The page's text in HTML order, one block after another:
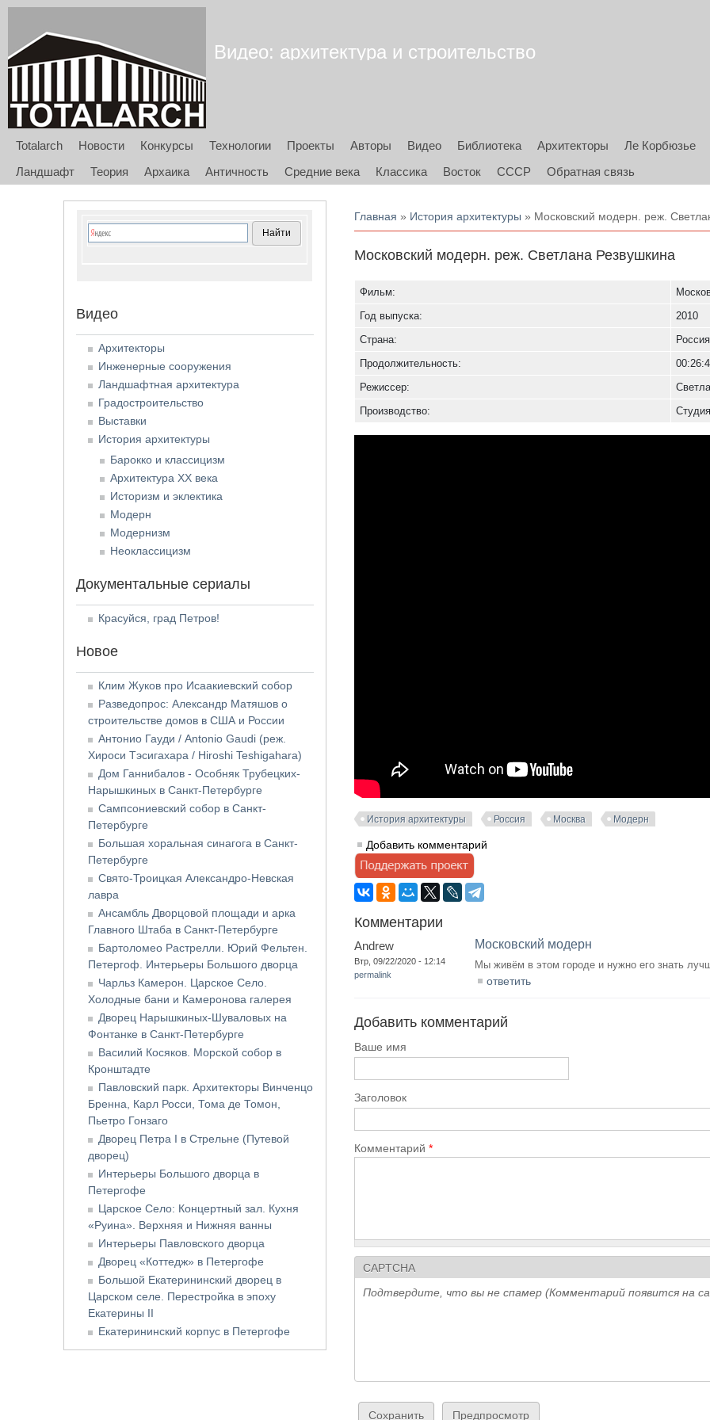
Видео: архитектура и строительство
Totalarch Новости Конкурсы Технологии Проекты Авторы Видео Библиотека Архитекторы Ле Корбюзье
Ландшафт
Теория Архаика Античность Средние века Классика Восток СССР Обратная связь
Вы здесь
Главная » История архитектуры » Московский модерн. реж.
Московский модерн. реж. Светлана Резвушкина
Фильм:
Год выпуска:
2010
Страна:
Россия
Продолжительность:
Режиссер:
Производство:
История архитектуры Россия Москва Модерн
Добавить комментарий
Комментарии
Andrew
Втр, 09/22/2020 - 12:14
permalink
Московский модерн
Мы живём в этом городе и нужно его знать
ответить
Добавить комментарий
Ваше имя
Заголовок
Комментарий*
CAPTCHA
Подтвердите, что вы не спамер (Комментарий появится на
Видео
Архитекторы
Инженерные сооружения
Ландшафтная архитектура
Градостроительство
Выставки
История архитектуры
Барокко и классицизм
Архитектура XX века
Историзм и эклектика
Модерн
Модернизм
Неоклассицизм
Документальные сериалы
Красуйся, град Петров!
Новое
Клим Жуков про Исаакиевский собор
Разведопрос: Александр Матяшов о
строительстве домов в США и России
Антонио Гауди / Antonio Gaudi (реж.
Хироси Тэсигахара / Hiroshi Teshigahara)
Дом Ганнибалов - Особняк Трубецких-
Нарышкиных в Санкт-Петербурге
Сампсониевский собор в Санкт-
Петербурге
Большая хоральная синагога в Санкт-
Петербурге
Свято-Троицкая Александро-Невская
лавра
Ансамбль Дворцовой площади и арка
Главного Штаба в Санкт-Петербурге
Бартоломео Растрелли. Юрий Фельтен.
Петергоф. Интерьеры Большого дворца
Чарльз Камерон. Царское Село.
Холодные бани и Камеронова галерея
Дворец Нарышкиных-Шуваловых на
Фонтанке в Санкт-Петербурге
Василий Косяков. Морской собор в
Кронштадте
Павловский парк. Архитекторы Винченцо
Бренна, Карл Росси, Тома де Томон,
Пьетро Гонзаго
Дворец Петра I в Стрельне (Путевой
дворец)
Интерьеры Большого дворца в
Петергофе
Царское Село: Концертный зал. Кухня
«Руина». Верхняя и Нижняя ванны
Интерьеры Павловского дворца
Дворец «Коттедж» в Петергофе
Большой Екатерининский дворец в
Царском селе. Перестройка в эпоху
Екатерины II
Екатерининский корпус в Петергофе